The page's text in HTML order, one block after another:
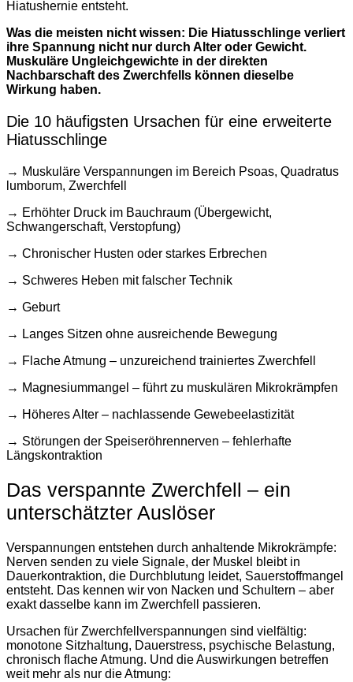
Hiatushernie entsteht.
Was die meisten nicht wissen: Die Hiatusschlinge verliert
ihre Spannung nicht nur durch Alter oder Gewicht.
Muskuläre Ungleichgewichte in der direkten
Nachbarschaft des Zwerchfells können dieselbe
Wirkung haben.
Die 10 häufigsten Ursachen für eine erweiterte
Hiatusschlinge
→ Muskuläre Verspannungen im Bereich Psoas, Quadratus
lumborum, Zwerchfell
→ Erhöhter Druck im Bauchraum (Übergewicht,
Schwangerschaft, Verstopfung)
→ Chronischer Husten oder starkes Erbrechen
→ Schweres Heben mit falscher Technik
→ Geburt
→ Langes Sitzen ohne ausreichende Bewegung
→ Flache Atmung – unzureichend trainiertes Zwerchfell
→ Magnesiummangel – führt zu muskulären Mikrokrämpfen
→ Höheres Alter – nachlassende Gewebeelastizität
→ Störungen der Speiseröhrennerven – fehlerhafte
Längskontraktion
Das verspannte Zwerchfell – ein
unterschätzter Auslöser
Verspannungen entstehen durch anhaltende Mikrokrämpfe:
Nerven senden zu viele Signale, der Muskel bleibt in
Dauerkontraktion, die Durchblutung leidet, Sauerstoffmangel
entsteht. Das kennen wir von Nacken und Schultern – aber
exakt dasselbe kann im Zwerchfell passieren.
Ursachen für Zwerchfellverspannungen sind vielfältig:
monotone Sitzhaltung, Dauerstress, psychische Belastung,
chronisch flache Atmung. Und die Auswirkungen betreffen
weit mehr als nur die Atmung: